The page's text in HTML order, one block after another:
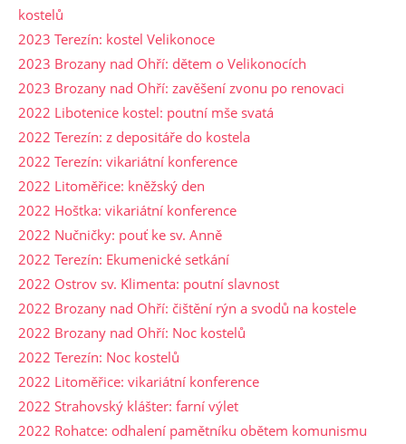
kostelů
2023 Terezín: kostel Velikonoce
2023 Brozany nad Ohří: dětem o Velikonocích
2023 Brozany nad Ohří: zavěšení zvonu po renovaci
2022 Libotenice kostel: poutní mše svatá
2022 Terezín: z depositáře do kostela
2022 Terezín: vikariátní konference
2022 Litoměřice: kněžský den
2022 Hoštka: vikariátní konference
2022 Nučničky: pouť ke sv. Anně
2022 Terezín: Ekumenické setkání
2022 Ostrov sv. Klimenta: poutní slavnost
2022 Brozany nad Ohří: čištění rýn a svodů na kostele
2022 Brozany nad Ohří: Noc kostelů
2022 Terezín: Noc kostelů
2022 Litoměřice: vikariátní konference
2022 Strahovský klášter: farní výlet
2022 Rohatce: odhalení pamětníku obětem komunismu